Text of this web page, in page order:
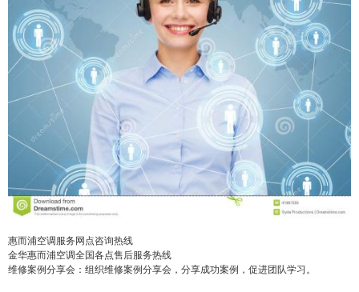
惠而浦空调服务网点咨询热线
金华惠而浦空调全国各点售后服务热线
维修案例分享会：组织维修案例分享会，分享成功案例，促进团队学习。
而浦空调服务网点咨询热线 金华惠而浦空调全国各
点售后服务热线 维修案例分...
扫描二维码继续阅读